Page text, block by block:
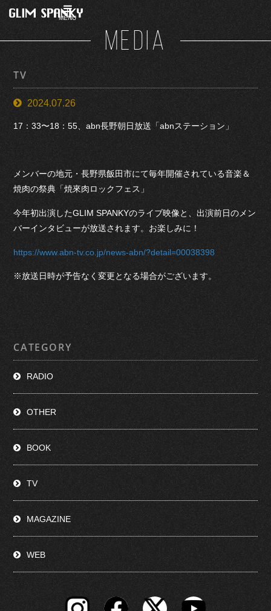
MENU
MEDIA
TV
2024.07.26
17：33〜18：55、abn長野朝日放送「abnステーション」
メンバーの地元・長野県飯田市にて毎年開催されている音楽＆
焼肉の祭典「焼來肉ロックフェス」
今年初出演したGLIM SPANKYのライブ映像と、出演前日のメン
バーインタビューが放送されます。お楽しみに！
https://www.abn-tv.co.jp/news-abn/?detail=00038398
※放送日時が予告なく変更となる場合がございます。
CATEGORY
RADIO
OTHER
BOOK
TV
MAGAZINE
WEB